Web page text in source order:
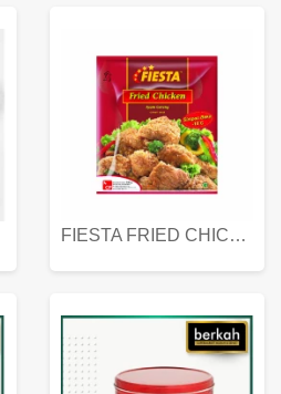
FIESTA FRIED CHICKEN 500 GR